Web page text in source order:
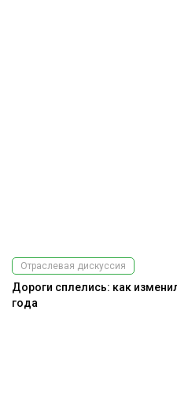
Отраслевая дискуссия
Дороги сплелись: как
года